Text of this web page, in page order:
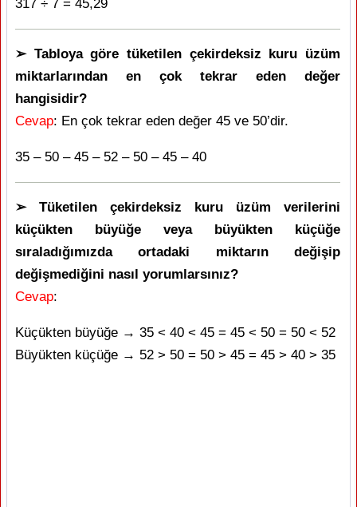
317 ÷ 7 = 45,29
➢ Tabloya göre tüketilen çekirdeksiz kuru üzüm
miktarlarından en çok tekrar eden değer
hangisidir?
Cevap: En çok tekrar eden değer 45 ve 50’dir.
35 – 50 – 45 – 52 – 50 – 45 – 40
➢ Tüketilen çekirdeksiz kuru üzüm verilerini
küçükten büyüğe veya büyükten küçüğe
sıraladığımızda ortadaki miktarın değişip
değişmediğini nasıl yorumlarsınız?
Cevap:
Küçükten büyüğe → 35 < 40 < 45 = 45 < 50 = 50 < 52
Büyükten küçüğe → 52 > 50 = 50 > 45 = 45 > 40 > 35